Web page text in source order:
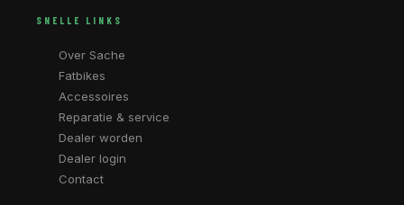
SNELLE LINKS
Over Sache
Fatbikes
Accessoires
Reparatie & service
Dealer worden
Dealer login
Contact